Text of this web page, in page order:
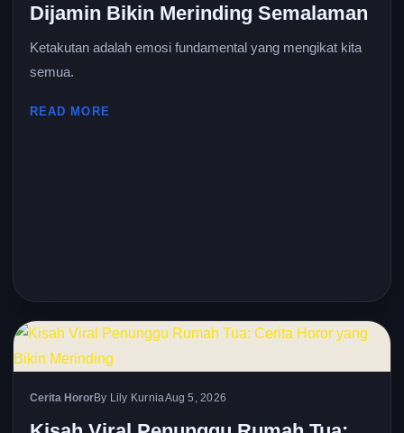
Dijamin Bikin Merinding Semalaman
Ketakutan adalah emosi fundamental yang mengikat kita
semua.
READ MORE
Cerita HororBy Lily KurniaAug 5, 2026